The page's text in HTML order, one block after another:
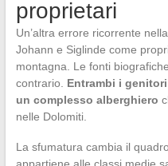
proprietari
Un’altra errore ricorrente
Johann e Siglinde come
montagna. Le fonti
contrario. Entrambi i
un complesso alberghiero
nelle Dolomiti.
La sfumatura cambia il